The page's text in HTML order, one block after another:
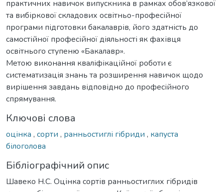
практичних навичок випускника в рамках обов’язкової
та вибіркової складових освітньо-професійної
програми підготовки бакалаврів, його здатність до
самостійної професійної діяльності як фахівця
освітнього ступеню «Бакалавр».
Метою виконання кваліфікаційної роботи є
систематизація знань та розширення навичок щодо
вирішення завдань відповідно до професійного
спрямування.
Ключові слова
оцінка , сорти , ранньостиглі гібриди , капуста
білоголова
Бібліографічний опис
Шавеко Н.С. Оцінка сортів ранньостиглих гібридів